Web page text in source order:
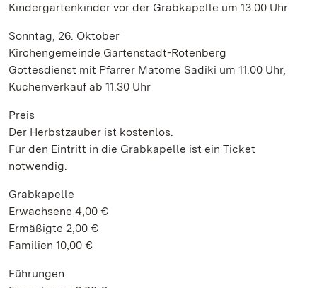
Kindergartenkinder vor der Grabkapelle um 13.00 Uhr
Sonntag, 26. Oktober
Kirchengemeinde Gartenstadt-Rotenberg
Gottesdienst mit Pfarrer Matome Sadiki um 11.00 Uhr,
Kuchenverkauf ab 11.30 Uhr
Preis
Der Herbstzauber ist kostenlos.
Für den Eintritt in die Grabkapelle ist ein Ticket
notwendig.
Grabkapelle
Erwachsene 4,00 €
Ermäßigte 2,00 €
Familien 10,00 €
Führungen